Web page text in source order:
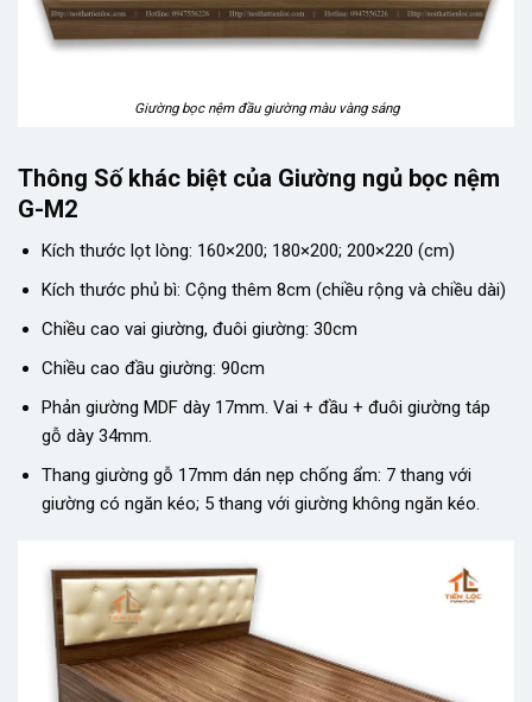
Giường bọc nệm đầu giường màu vàng sáng
Thông Số khác biệt của Giường ngủ bọc nệm
G-M2
Kích thước lọt lòng: 160×200; 180×200; 200×220 (cm)
Kích thước phủ bì: Cộng thêm 8cm (chiều rộng và chiều dài)
Chiều cao vai giường, đuôi giường: 30cm
Chiều cao đầu giường: 90cm
Phản giường MDF dày 17mm. Vai + đầu + đuôi giường táp
gỗ dày 34mm.
Thang giường gỗ 17mm dán nẹp chống ẩm: 7 thang với
giường có ngăn kéo; 5 thang với giường không ngăn kéo.